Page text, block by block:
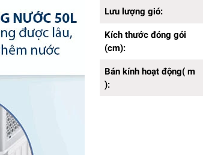
Lưu lượng gió:
Kích thước đóng gói
(cm):
Bán kính hoạt động( m
):